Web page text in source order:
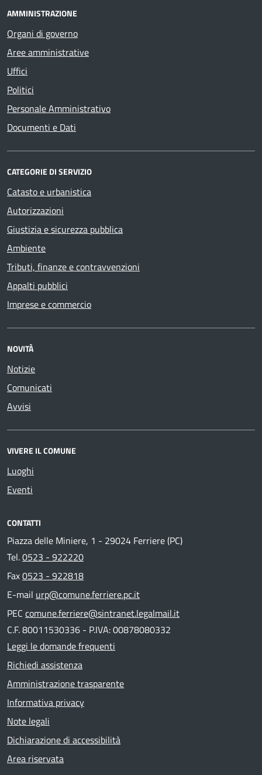
AMMINISTRAZIONE
Organi di governo
Aree amministrative
Uffici
Politici
Personale Amministrativo
Documenti e Dati
CATEGORIE DI SERVIZIO
Catasto e urbanistica
Autorizzazioni
Giustizia e sicurezza pubblica
Ambiente
Tributi, finanze e contravvenzioni
Appalti pubblici
Imprese e commercio
NOVITÀ
Notizie
Comunicati
Avvisi
VIVERE IL COMUNE
Luoghi
Eventi
CONTATTI
Piazza delle Miniere, 1 - 29024 Ferriere (PC)
Tel.0523 - 922220
Fax0523 - 922818
E-mail urp@comune.ferriere.pc.it
PEC comune.ferriere@sintranet.legalmail.it
C.F. 80011530336 - P.IVA: 00878080332
Leggi le domande frequenti
Richiedi assistenza
Amministrazione trasparente
Informativa privacy
Note legali
Dichiarazione di accessibilità
Area riservata